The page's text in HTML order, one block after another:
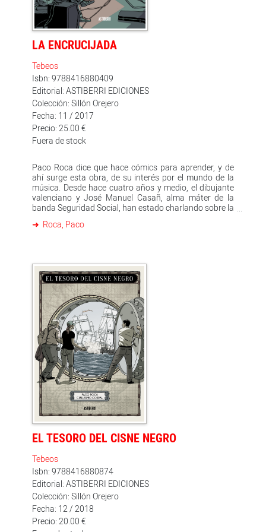
LA ENCRUCIJADA
Tebeos
Isbn: 9788416880409
Editorial: ASTIBERRI EDICIONES
Colección: Sillón Orejero
Fecha: 11 / 2017
Precio: 25.00 €
Fuera de stock
Paco Roca dice que hace cómics para aprender, y de
ahí surge esta obra, de su interés por el mundo de la
música. Desde hace cuatro años y medio, el dibujante
valenciano y José Manuel Casañ, alma máter de la
banda Seguridad Social, han estado charlando sobre la
universo de los cómics... El libro-disco 'La encrucijada'
vivir de ello dentro de una industria, y, por otra,
empleando registros gráficos distintos, la plasmación
en el lenguaje del cómic de las canciones que
componen el último disco inédito de Seguridad Social,
con las que se hace un repaso por los géneros que a lo
largo de sus treinta años como grupo ha fusionado
con el punk y el rock.
Roca, Paco
EL TESORO DEL CISNE NEGRO
Tebeos
Isbn: 9788416880874
Editorial: ASTIBERRI EDICIONES
Colección: Sillón Orejero
Fecha: 12 / 2018
Precio: 20.00 €